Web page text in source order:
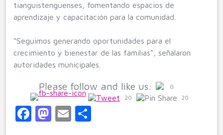
tianguistenguenses, fomentando espacios de
aprendizaje y capacitación para la comunidad.
“Seguimos generando oportunidades para el
crecimiento y bienestar de las familias”, señalaron
autoridades municipales.
Please follow and like us:
0
20
20
F
M E